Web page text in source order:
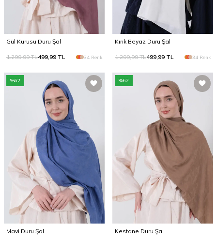
Gül Kurusu Duru Şal
1.299,99TL499,99 TL 34 Renk
Kırık Beyaz Duru Şal
1.299,99TL499,99 TL 34 Renk
%62
Mavi Duru Şal
%62
Kestane Duru Şal